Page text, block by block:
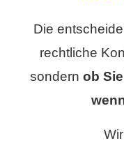
Die
rechtliche
sondern ob